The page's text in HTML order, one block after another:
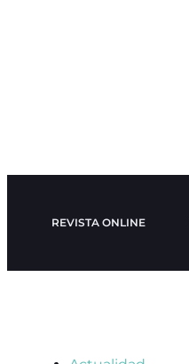
REVISTA ONLINE